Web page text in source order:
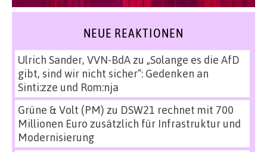
NEUE REAKTIONEN
Ulrich Sander, VVN-BdAzu „Solange es die AfD
gibt, sind wir nicht sicher“: Gedenken an
Sinti:zze und Rom:nja
Grüne & Volt (PM) zu DSW21 rechnet mit 700
Millionen Euro zusätzlich für Infrastruktur und
Modernisierung